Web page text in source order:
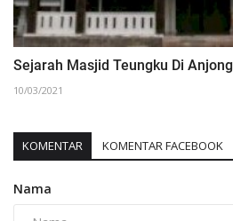
Sejarah Masjid Teungku Di Anjong
10/03/2021
KOMENTAR KOMENTAR FACEBOOK
Nama